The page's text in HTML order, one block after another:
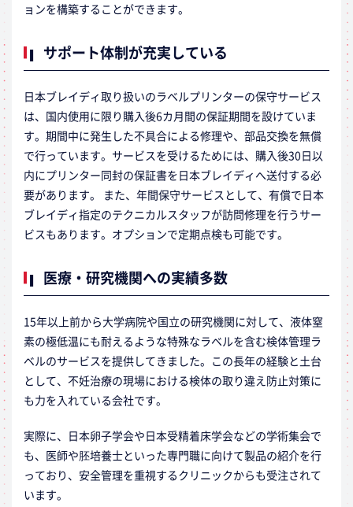
ョンを構築することができます。
サポート体制が充実している
日本ブレイディ取り扱いのラベルプリンターの保守サービス
は、国内使用に限り購入後6カ月間の保証期間を設けていま
す。期間中に発生した不具合による修理や、部品交換を無償
で行っています。サービスを受けるためには、購入後30日以
内にプリンター同封の保証書を日本ブレイディへ送付する必
要があります。 また、年間保守サービスとして、有償で日本
ブレイディ指定のテクニカルスタッフが訪問修理を行うサー
ビスもあります。オプションで定期点検も可能です。
医療・研究機関への実績多数
15年以上前から大学病院や国立の研究機関に対して、液体窒
素の極低温にも耐えるような特殊なラベルを含む検体管理ラ
ベルのサービスを提供してきました。この長年の経験と土台
として、不妊治療の現場における検体の取り違え防止対策に
も力を入れている会社です。
実際に、日本卵子学会や日本受精着床学会などの学術集会で
も、医師や胚培養士といった専門職に向けて製品の紹介を行
っており、安全管理を重視するクリニックからも受注されて
います。